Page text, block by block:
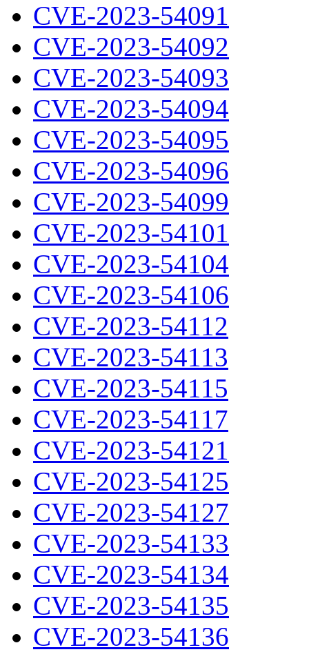
CVE-2023-54091
CVE-2023-54092
CVE-2023-54093
CVE-2023-54094
CVE-2023-54095
CVE-2023-54096
CVE-2023-54099
CVE-2023-54101
CVE-2023-54104
CVE-2023-54106
CVE-2023-54112
CVE-2023-54113
CVE-2023-54115
CVE-2023-54117
CVE-2023-54121
CVE-2023-54125
CVE-2023-54127
CVE-2023-54133
CVE-2023-54134
CVE-2023-54135
CVE-2023-54136